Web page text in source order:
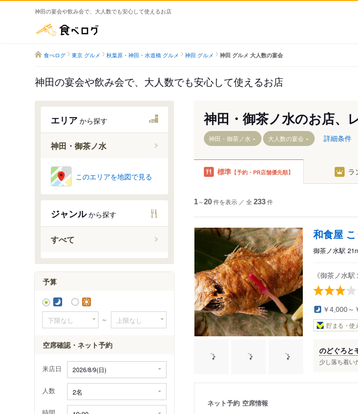
神田の宴会や飲み会で、大人数でも安心して使えるお店
食べログ 東京 グルメ 秋葉原・神田・水道橋 グルメ 神田 グルメ 神田 グルメ 大人数の宴会
神田の宴会や飲み会で、大人数でも安心して使えるお店
エリア から探す
神田・御茶ノ水
小川町駅
岩本町駅
このエリアを地図で見る
ジャンルから探す
すべて
予算
～
空席確認・ネット予約
来店日
人数
神田・御茶ノ水のお店、
神田・御茶ノ水 大人数の宴会 詳細条件
標準 【予約・PR店舗優先順】 ラ
1～20件を表示 ／ 全 233件
和食屋
御茶ノ水駅
《御茶ノ水
￥4,000～
貯まる・使
のどぐろと
少し落ち着い
ネット予約 空席情報